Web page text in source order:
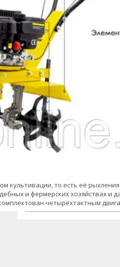
культивации, то есть её
и фермерских хозяйствах и
четырёхтактным